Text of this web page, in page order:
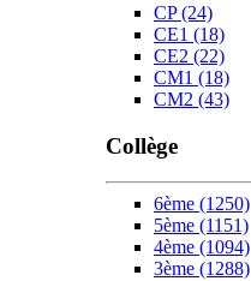
CP(24)
CE1 (18)
CE2 (22)
CM1 (18)
CM2 (43)
Collège
6ème (1250)
5ème (1151)
4ème (1094)
3ème (1288)